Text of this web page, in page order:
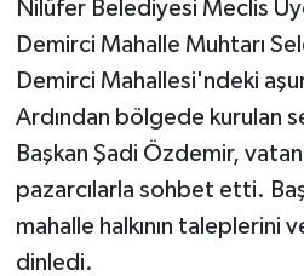
Nilüfer Belediyesi Meclis
Demirci Mahalle Muhtarı
Demirci Mahallesi'ndeki
Ardından bölgede kurulan
Başkan Şadi Özdemir,
pazarcılarla sohbet etti.
mahalle halkının taleplerini
dinledi.